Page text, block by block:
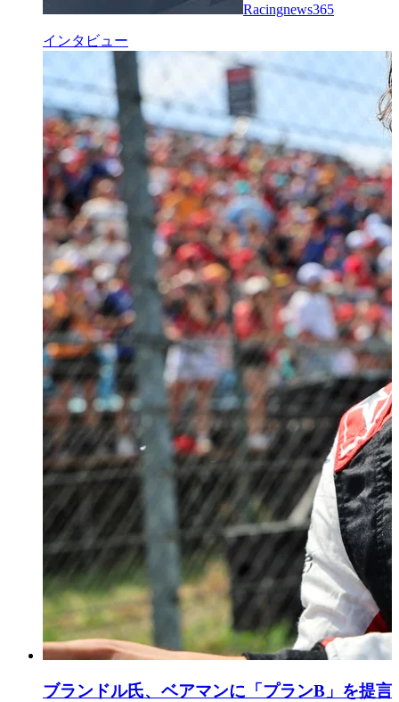
Racingnews365
インタビュー
ブランドル氏、ベアマンに「プランB」を提